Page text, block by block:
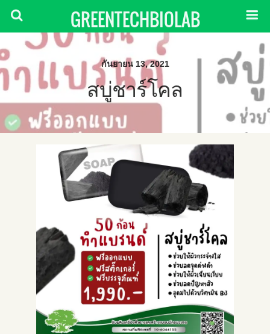
GREENTECHBIOLAB
กันยายน 13, 2021
สบู่ชาร์โคล